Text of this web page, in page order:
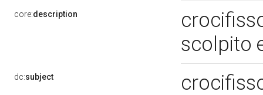
core:description
scolpito
dc:subject